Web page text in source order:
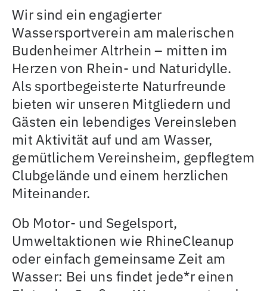
Wir sind ein engagierter
Wassersportverein am malerischen
Budenheimer Altrhein – mitten im
Herzen von Rhein- und Naturidylle.
Als sportbegeisterte Naturfreunde
bieten wir unseren Mitgliedern und
Gästen ein lebendiges Vereinsleben
mit Aktivität auf und am Wasser,
gemütlichem Vereinsheim, gepflegtem
Clubgelände und einem herzlichen
Miteinander.
Ob Motor- und Segelsport,
Umweltaktionen wie RhineCleanup
oder einfach gemeinsame Zeit am
Wasser: Bei uns findet jede*r einen